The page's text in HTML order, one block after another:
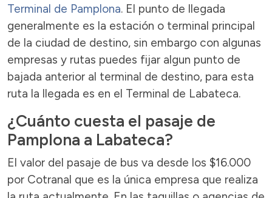
Terminal de Pamplona. El punto de llegada
generalmente es la estación o terminal principal
de la ciudad de destino, sin embargo con algunas
empresas y rutas puedes fijar algun punto de
bajada anterior al terminal de destino, para esta
ruta la llegada es en el Terminal de Labateca.
¿Cuánto cuesta el pasaje de
Pamplona a Labateca?
El valor del pasaje de bus va desde los $16.000
por Cotranal que es la única empresa que realiza